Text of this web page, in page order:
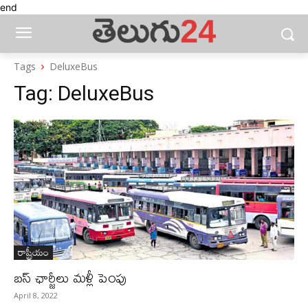
end
Tags DeluxeBus
Tag: DeluxeBus
రాష్ట్రీయం
బస్‌ ఛార్జీలు మళ్లీ పెంపు
April 8, 2022